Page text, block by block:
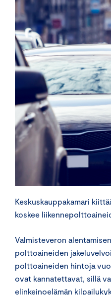
Keskuskauppakamari
koskee
Valmisteveron
polttoaineiden
polttoaineiden hintoja
ovat kannatettavat, sillä
elinkeinoelämän